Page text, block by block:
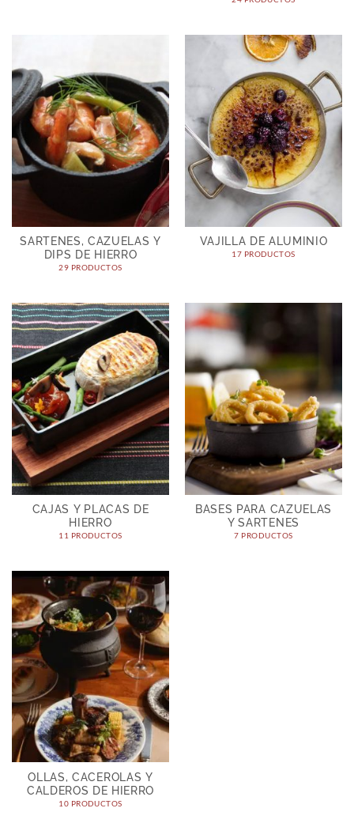
SARTENES, CAZUELAS Y
DIPS DE HIERRO
29 PRODUCTOS
VAJILLA DE ALUMINIO
17 PRODUCTOS
CAJAS Y PLACAS DE
HIERRO
11 PRODUCTOS
BASES PARA CAZUELAS
Y SARTENES
7 PRODUCTOS
OLLAS, CACEROLAS Y
CALDEROS DE HIERRO
10 PRODUCTOS